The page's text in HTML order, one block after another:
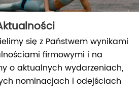
się z Państwem wynikami
firmowymi i na
o aktualnych wydarzeniach,
nominacjach i odejściach